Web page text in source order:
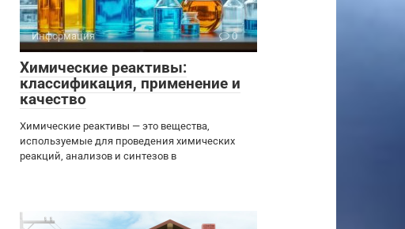
Информация 0
Химические реактивы:
классификация, применение и
качество
Химические реактивы — это вещества,
используемые для проведения химических
реакций, анализов и синтезов в